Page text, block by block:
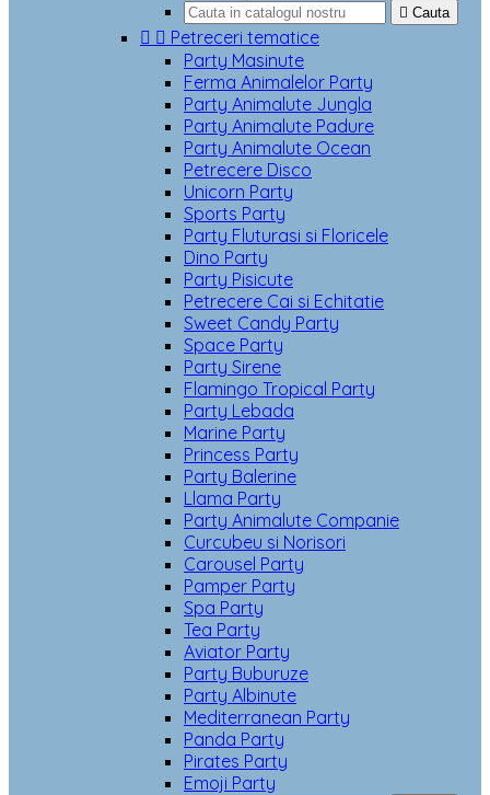
 Cauta
  Petreceri tematice
Party Masinute
Ferma Animalelor Party
Party Animalute Jungla
Party Animalute Padure
Party Animalute Ocean
Petrecere Disco
Unicorn Party
Sports Party
Party Fluturasi si Floricele
Dino Party
Party Pisicute
Petrecere Cai si Echitatie
Sweet Candy Party
Space Party
Party Sirene
Flamingo Tropical Party
Party Lebada
Marine Party
Princess Party
Party Balerine
Llama Party
Party Animalute Companie
Curcubeu si Norisori
Carousel Party
Pamper Party
Spa Party
Tea Party
Aviator Party
Party Buburuze
Party Albinute
Mediterranean Party
Panda Party
Pirates Party
Emoji Party